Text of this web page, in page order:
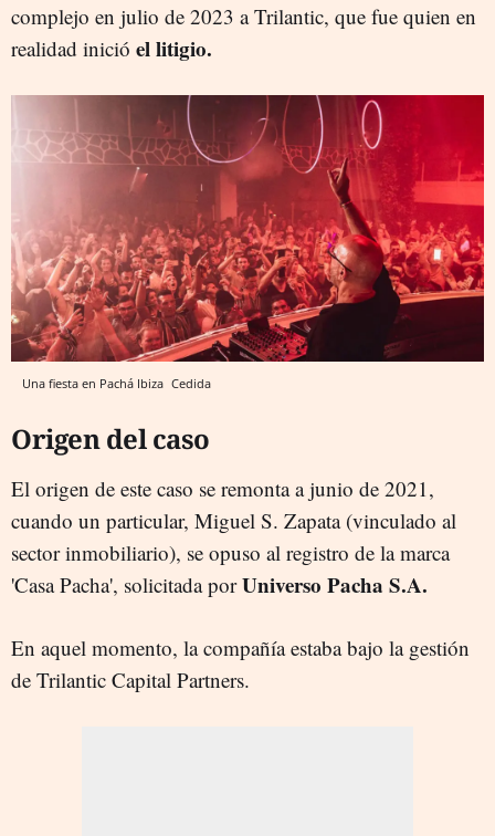
complejo en julio de 2023 a Trilantic, que fue quien en
realidad inició el litigio.
Una fiesta en Pachá Ibiza Cedida
Origen del caso
El origen de este caso se remonta a junio de 2021,
cuando un particular, Miguel S. Zapata (vinculado al
sector inmobiliario), se opuso al registro de la marca
'Casa Pacha', solicitada porUniverso Pacha S.A.
En aquel momento, la compañía estaba bajo la gestión
de Trilantic Capital Partners.